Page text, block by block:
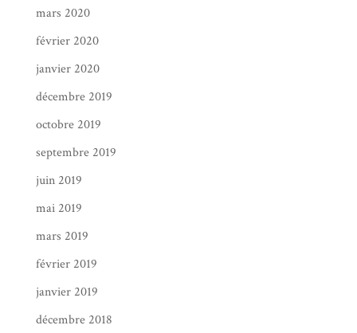
mars 2020
février 2020
janvier 2020
décembre 2019
octobre 2019
septembre 2019
juin 2019
mai 2019
mars 2019
février 2019
janvier 2019
décembre 2018